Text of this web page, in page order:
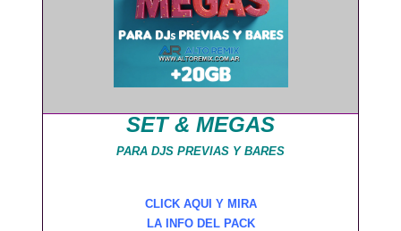
SET & MEGAS
PARA DJS PREVIAS Y BARES
CLICK AQUI Y MIRA
LA INFO DEL PACK